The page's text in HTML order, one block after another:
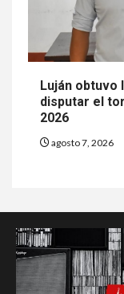
Luján obtuvo
disputar el
2026
agosto 7, 2026